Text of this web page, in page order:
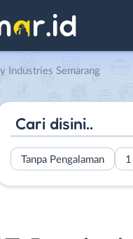
Industries Semarang
Tanpa Pengalaman